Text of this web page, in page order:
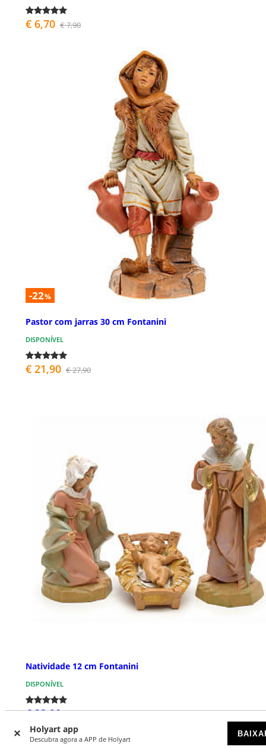
Holyart app
Descubra agora a APP de Holyart
€ 6,70 € 7,90
-22%
Pastor com jarras 30 cm Fontanini
DISPONÍVEL
€ 21,90 € 27,90
Natividade 12 cm Fontanini
DISPONÍVEL
€ 33,90